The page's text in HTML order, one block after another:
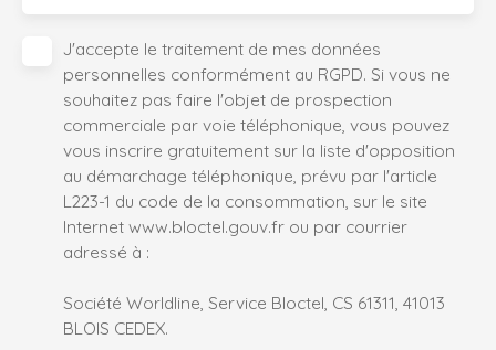
J'accepte le traitement de mes données
personnelles conformément au RGPD. Si vous ne
souhaitez pas faire l'objet de prospection
commerciale par voie téléphonique, vous pouvez
vous inscrire gratuitement sur la liste d'opposition
au démarchage téléphonique, prévu par l'article
L223-1 du code de la consommation, sur le site
Internet www.bloctel.gouv.fr ou par courrier
adressé à :
Société Worldline, Service Bloctel, CS 61311, 41013
BLOIS CEDEX.